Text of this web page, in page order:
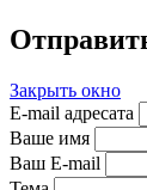
Закрыть окно
E-mail адресата
Ваше имя
Ваш E-mail